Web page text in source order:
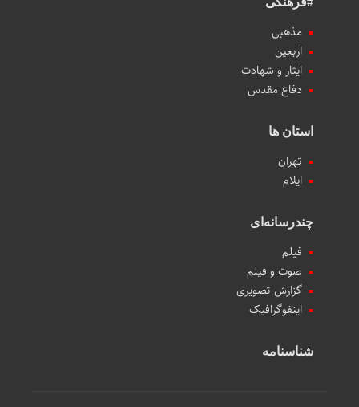
مذهبی
اربعین
ایثار و شهادت
دفاع مقدس
استان ها
تهران
ایلام
چندرسانه‌ای
فیلم
صوت و فیلم
گزارش تصویری
اینفوگرافیک
شناسنامه